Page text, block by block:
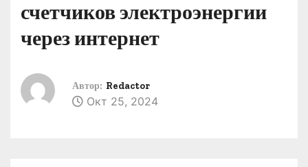
счетчиков электроэнергии
через интернет
Автор: Redactor
Окт 25, 2024